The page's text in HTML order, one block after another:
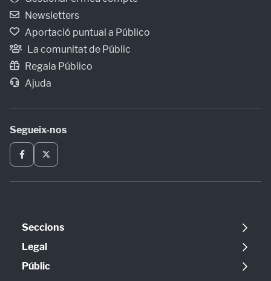
Newsletters
Aportació puntual a Público
La comunitat de Públic
Regala Público
Ajuda
Segueix-nos
Seccions
Política
Opinió
Legal
Avís legal
Públic